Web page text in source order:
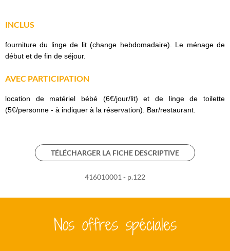
INCLUS
fourniture du linge de lit (change hebdomadaire). Le ménage de
début et de fin de séjour.
AVEC PARTICIPATION
location de matériel bébé (6€/jour/lit) et de linge de toilette
(5€/personne - à indiquer à la réservation). Bar/restaurant.
TÉLÉCHARGER LA FICHE DESCRIPTIVE
416010001 - p.122
Nos offres spéciales